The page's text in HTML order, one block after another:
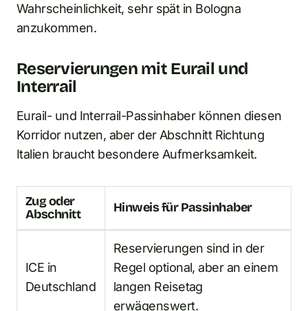
Wahrscheinlichkeit, sehr spät in Bologna
anzukommen.
Reservierungen mit Eurail und
Interrail
Eurail- und Interrail-Passinhaber können diesen
Korridor nutzen, aber der Abschnitt Richtung
Italien braucht besondere Aufmerksamkeit.
Zug oder
Abschnitt
Hinweis für Passinhaber
ICE in
Deutschland
Reservierungen sind in der
Regel optional, aber an einem
langen Reisetag
erwägenswert.